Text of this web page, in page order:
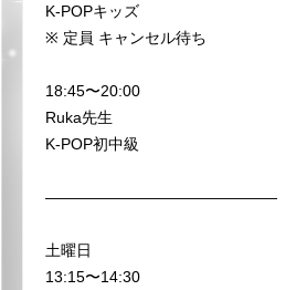
K-POPキッズ
※ 定員 キャンセル待ち
18:45〜20:00
Ruka先生
K-POP初中級
———————————————
土曜日
13:15〜14:30